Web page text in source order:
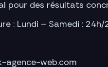
pour des résultats
: Lundi – Samedi : 24h/
agence-web.com